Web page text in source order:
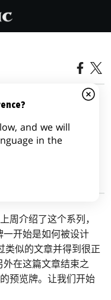
周介绍了这个系列，
开始是如何被设计
类似的文章并得到很正
在这篇文章结束之
预览牌。让我们开始
and we will
in the